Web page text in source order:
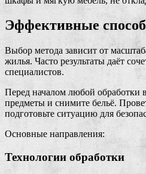
Эффективные
Выбор метода зависит от
жилья. Часто результаты даёт
специалистов.
Перед началом любой обработки
предметы и снимите бельё.
подготовьте ситуацию для
Основные направления:
Технологии обработки